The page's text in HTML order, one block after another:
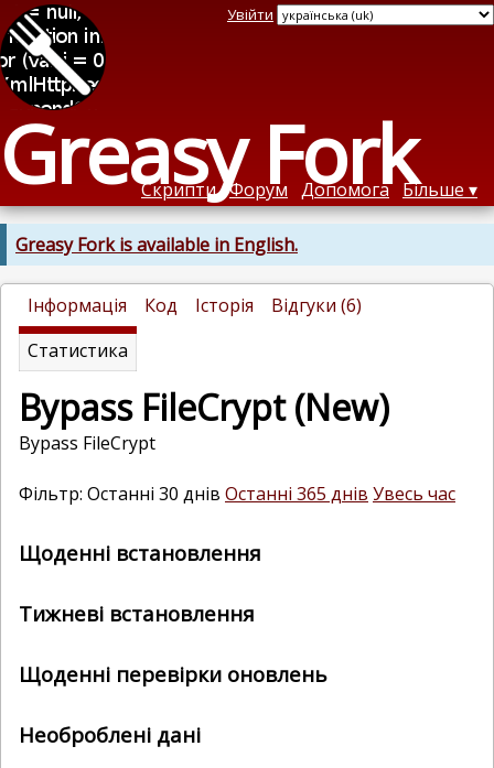
Greasy Fork
Увійти
Скрипти Форум Допомога Більше
Greasy Fork is available in English.
Інформація Код Історія
Відгуки (6)
Статистика
Bypass FileCrypt (New)
Bypass FileCrypt
Фільтр: Останні 30 днів Останні 365 днів Увесь час
Щоденні встановлення
Тижневі встановлення
Щоденні перевірки оновлень
Необроблені дані